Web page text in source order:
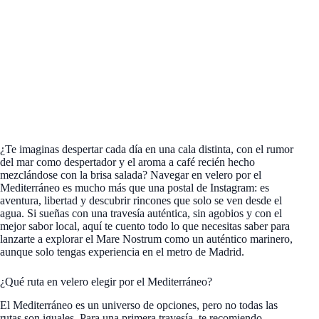
¿Te imaginas despertar cada día en una cala distinta, con el rumor
del mar como despertador y el aroma a café recién hecho
mezclándose con la brisa salada? Navegar en velero por el
Mediterráneo es mucho más que una postal de Instagram: es
aventura, libertad y descubrir rincones que solo se ven desde el
agua. Si sueñas con una travesía auténtica, sin agobios y con el
mejor sabor local, aquí te cuento todo lo que necesitas saber para
lanzarte a explorar el Mare Nostrum como un auténtico marinero,
aunque solo tengas experiencia en el metro de Madrid.
¿Qué ruta en velero elegir por el Mediterráneo?
El Mediterráneo es un universo de opciones, pero no todas las